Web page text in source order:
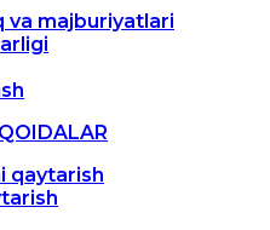
va majburiyatlari
qaytarish